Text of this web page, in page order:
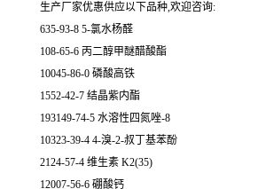
生产厂家优惠供应以下品种,欢迎咨询:
635-93-8 5-氯水杨醛
108-65-6 丙二醇甲醚醋酸酯
10045-86-0 磷酸高铁
1552-42-7 结晶紫内酯
193149-74-5 水溶性四氮唑-8
10323-39-4 4-溴-2-叔丁基苯酚
2124-57-4 维生素 K2(35)
12007-56-6 硼酸钙